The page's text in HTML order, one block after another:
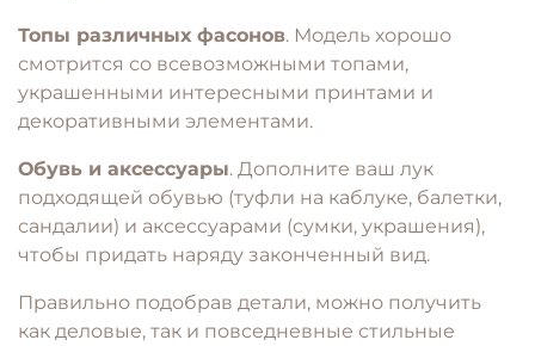
Топы различных фасонов. Модель хорошо
смотрится со всевозможными топами,
украшенными интересными принтами и
декоративными элементами.
Обувь и аксессуары. Дополните ваш лук
подходящей обувью (туфли на каблуке, балетки,
сандалии) и аксессуарами (сумки, украшения),
чтобы придать наряду законченный вид.
Правильно подобрав детали, можно получить
как деловые, так и повседневные стильные